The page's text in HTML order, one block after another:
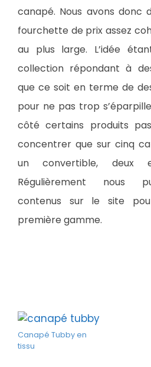
canapé. Nous avons donc
fourchette de prix assez
au plus large. L’idée
collection répondant à
que ce soit en terme de
pour ne pas trop
côté certains produits
concentrer que sur cinq
un convertible, deux
Régulièrement nous
contenus sur le site
première gamme.
Canapé Tubby en
tissu